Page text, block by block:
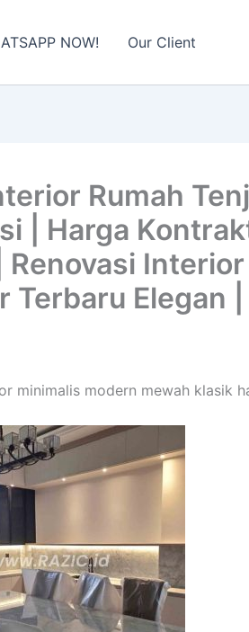
NOW! Our Client
Rumah
| Harga
Renovasi
Elegan
minimalis modern mewah klasik